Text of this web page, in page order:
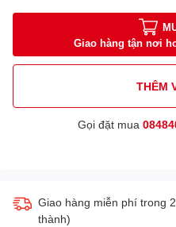
Giao hàng tận nơi
THÊM
Gọi đặt mua
Giao hàng miễn phí trong
thành)